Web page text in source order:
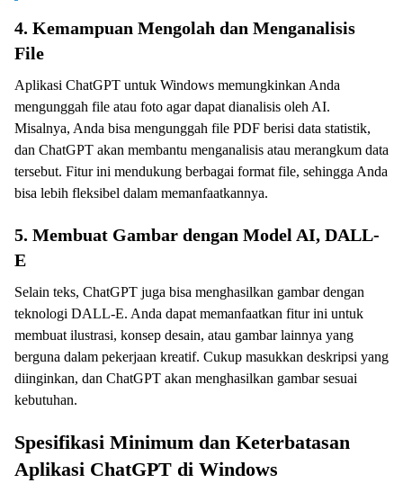
4. Kemampuan Mengolah dan Menganalisis
File
Aplikasi ChatGPT untuk Windows memungkinkan Anda
mengunggah file atau foto agar dapat dianalisis oleh AI.
Misalnya, Anda bisa mengunggah file PDF berisi data statistik,
dan ChatGPT akan membantu menganalisis atau merangkum data
tersebut. Fitur ini mendukung berbagai format file, sehingga Anda
bisa lebih fleksibel dalam memanfaatkannya.
5. Membuat Gambar dengan Model AI, DALL-
E
Selain teks, ChatGPT juga bisa menghasilkan gambar dengan
teknologi DALL-E. Anda dapat memanfaatkan fitur ini untuk
membuat ilustrasi, konsep desain, atau gambar lainnya yang
berguna dalam pekerjaan kreatif. Cukup masukkan deskripsi yang
diinginkan, dan ChatGPT akan menghasilkan gambar sesuai
kebutuhan.
Spesifikasi Minimum dan Keterbatasan
Aplikasi ChatGPT di Windows